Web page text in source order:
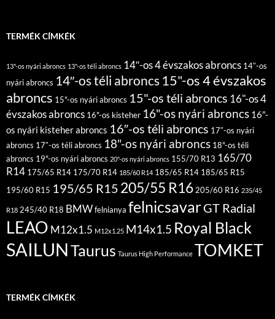
TERMÉK CÍMKÉK
13"-os nyári abroncs 13"-os téli abroncs 14″-os 4 évszakos abroncs 14″-os
nyári abroncs 14″-os téli abroncs15"-os 4 évszakos
abroncs 15"-os nyári abroncs 15"-os téli abroncs 16"-os 4
évszakos abroncs 16"-os kisteher 16"-os nyári abroncs 16"-
os nyári kisteher abroncs 16″-os téli abroncs 17″-os nyári
abroncs 17″-os téli abroncs 18"-os nyári abroncs 18"-os téli
abroncs 19"-os nyári abroncs 20"-os nyári abroncs 155/70 R13 165/70
R14 175/65 R14 175/70 R14 185/60 R14 185/65 R14 185/65 R15
195/60 R15 195/65 R15 205/55 R16 205/60 R16 235/45
R18 245/40 R18 BMWfelnianya felnicsavarGT Radial
LEAO M12x1.5 M12x1.25 M14x1.5 Royal Black
SAILUNTaurus Taurus High Performance TOMKET
TERMÉK CÍMKÉK